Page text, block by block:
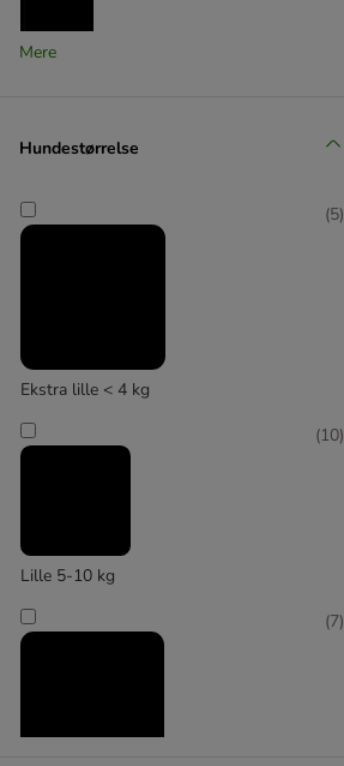
ferplast
Flamingo
KONG
Mere
Hundestørrelse
Ekstra lille < 4 kg
(5)
Lille 5-10 kg
(10)
(7)